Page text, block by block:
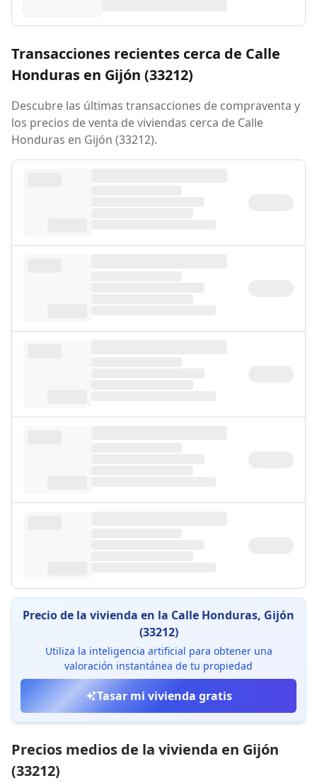
Transacciones recientes cerca de Calle
Honduras en Gijón (33212)
Descubre las últimas transacciones de compraventa y
los precios de venta de viviendas cerca de Calle
Honduras en Gijón (33212).
Precio de la vivienda en la Calle Honduras, Gijón
(33212)
Utiliza la inteligencia artificial para obtener una
valoración instantánea de tu propiedad
Tasar mi vivienda gratis
Precios medios de la vivienda en Gijón
(33212)